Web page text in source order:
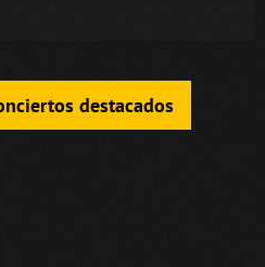
destacados